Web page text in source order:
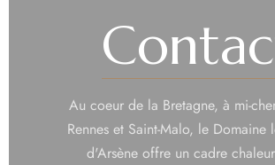
Au coeur de la Bretagne, à mi-
Rennes et Saint-Malo, le Domaine
d'Arsène offre un cadre